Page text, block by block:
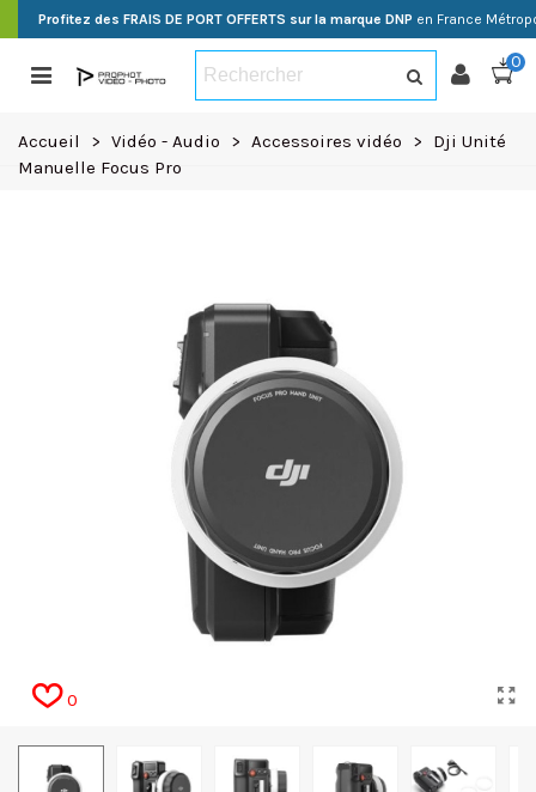
Profitez des FRAIS DE PORT OFFERTS sur la marque DNP en France
0
Accueil > Vidéo - Audio > Accessoires vidéo >
Dji Unité
Manuelle Focus Pro
0